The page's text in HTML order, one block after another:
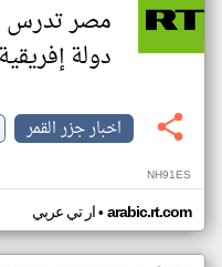
مصر تدرس
دولة إفريقية
اخبار جزر القمر
NH91ES
ار تي عربي• arabic.rt.com